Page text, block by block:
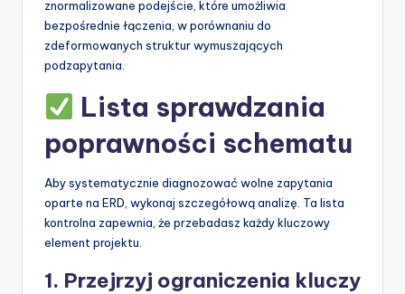
znormalizowane podejście, które umożliwia
bezpośrednie łączenia, w porównaniu do
zdeformowanych struktur wymuszających
podzapytania.
Lista sprawdzania
poprawności schematu
Aby systematycznie diagnozować wolne zapytania
oparte na ERD, wykonaj szczegółową analizę. Ta lista
kontrolna zapewnia, że przebadasz każdy kluczowy
element projektu.
1. Przejrzyj ograniczenia kluczy